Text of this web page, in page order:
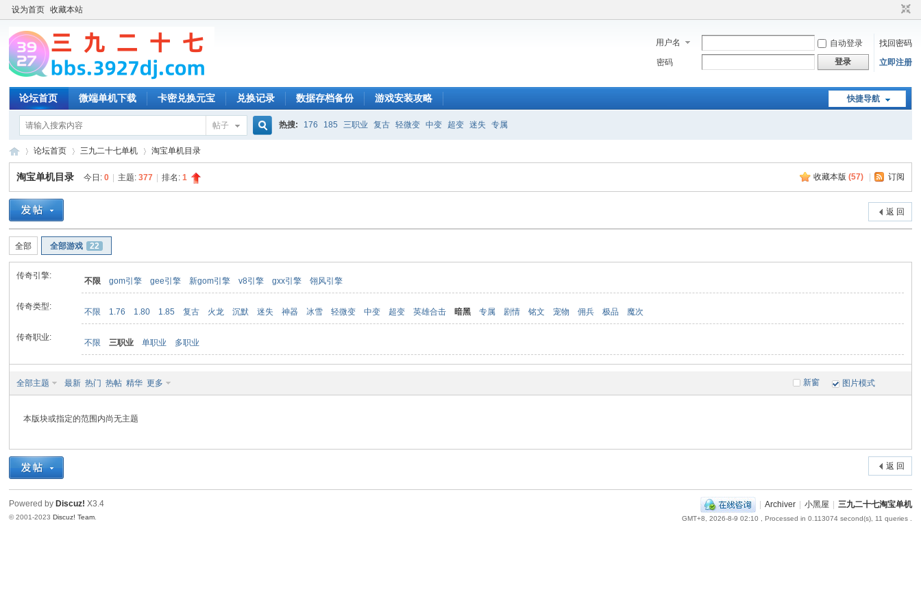
设为首页 收藏本站
用户名 自动登录
找回密码
密码
登录 立即注册
快捷导航
论坛首页 微端单机下载 卡密兑换元宝 兑换记录 数据存档备份 游戏安装攻略
帖子 热搜: 176 185 三职业 复古 轻微变 中变 超变 迷失 专属
»
论坛首页 三九二十七单机 淘宝单机目录
收藏本版 (57) 订阅
淘宝单机目录 今日:0 主题:377 排名:1
返 回
全部 全部游戏 22
传奇引擎:
不限 gom引擎 gee引擎 新gom引擎 v8引擎 gxx引擎 翎风引擎
传奇类型:
不限 1.76 1.80 1.85 复古 火龙 沉默 迷失 神器 冰雪 轻微变 中变 超变 英雄合击 暗黑 专属 剧情 铭文 宠物 佣兵 极品 魔次
传奇职业:
不限 三职业 单职业 多职业
新窗
全部主题 最新 热门 热帖 精华 更多 图片模式
本版块或指定的范围内尚无主题
返 回
| Archiver | 小黑屋 | 三九二十七淘宝单机
GMT+8, 2026-8-9 02:10 , Processed in 0.113074 second(s), 11 queries .
Powered by Discuz! X3.4
© 2001-2023Discuz! Team